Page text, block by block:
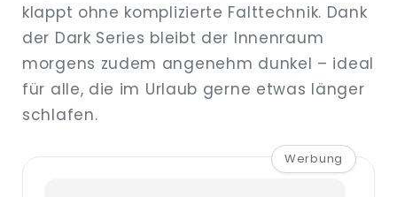
klappt ohne komplizierte Falttechnik. Dank
der Dark Series bleibt der Innenraum
morgens zudem angenehm dunkel – ideal
für alle, die im Urlaub gerne etwas länger
schlafen.
Werbung